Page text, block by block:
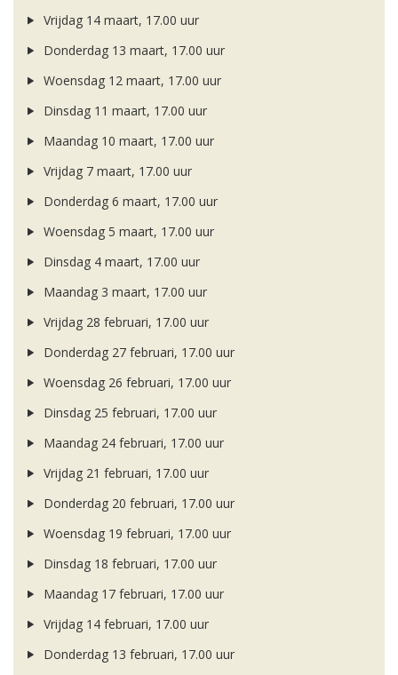
Vrijdag 14 maart, 17.00 uur
Donderdag 13 maart, 17.00 uur
Woensdag 12 maart, 17.00 uur
Dinsdag 11 maart, 17.00 uur
Maandag 10 maart, 17.00 uur
Vrijdag 7 maart, 17.00 uur
Donderdag 6 maart, 17.00 uur
Woensdag 5 maart, 17.00 uur
Dinsdag 4 maart, 17.00 uur
Maandag 3 maart, 17.00 uur
Vrijdag 28 februari, 17.00 uur
Donderdag 27 februari, 17.00 uur
Woensdag 26 februari, 17.00 uur
Dinsdag 25 februari, 17.00 uur
Maandag 24 februari, 17.00 uur
Vrijdag 21 februari, 17.00 uur
Donderdag 20 februari, 17.00 uur
Woensdag 19 februari, 17.00 uur
Dinsdag 18 februari, 17.00 uur
Maandag 17 februari, 17.00 uur
Vrijdag 14 februari, 17.00 uur
Donderdag 13 februari, 17.00 uur